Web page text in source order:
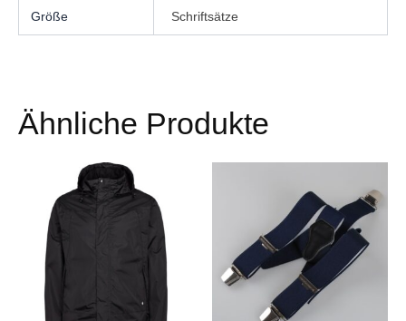
Größe Schriftsätze
Ähnliche Produkte
Produkt
weist
mehrere
Varianten
auf.
Die
Optionen
mehrere
Varianten
auf.
Die
Optionen